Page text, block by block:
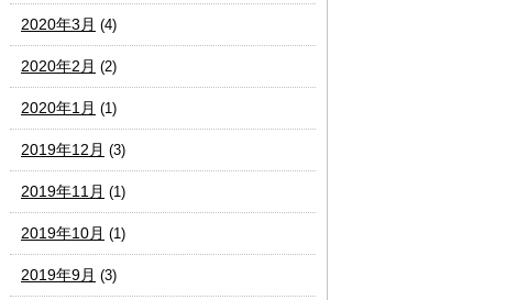
2020年3月 (4)
2020年2月 (2)
2020年1月 (1)
2019年12月 (3)
2019年11月 (1)
2019年10月 (1)
2019年9月 (3)